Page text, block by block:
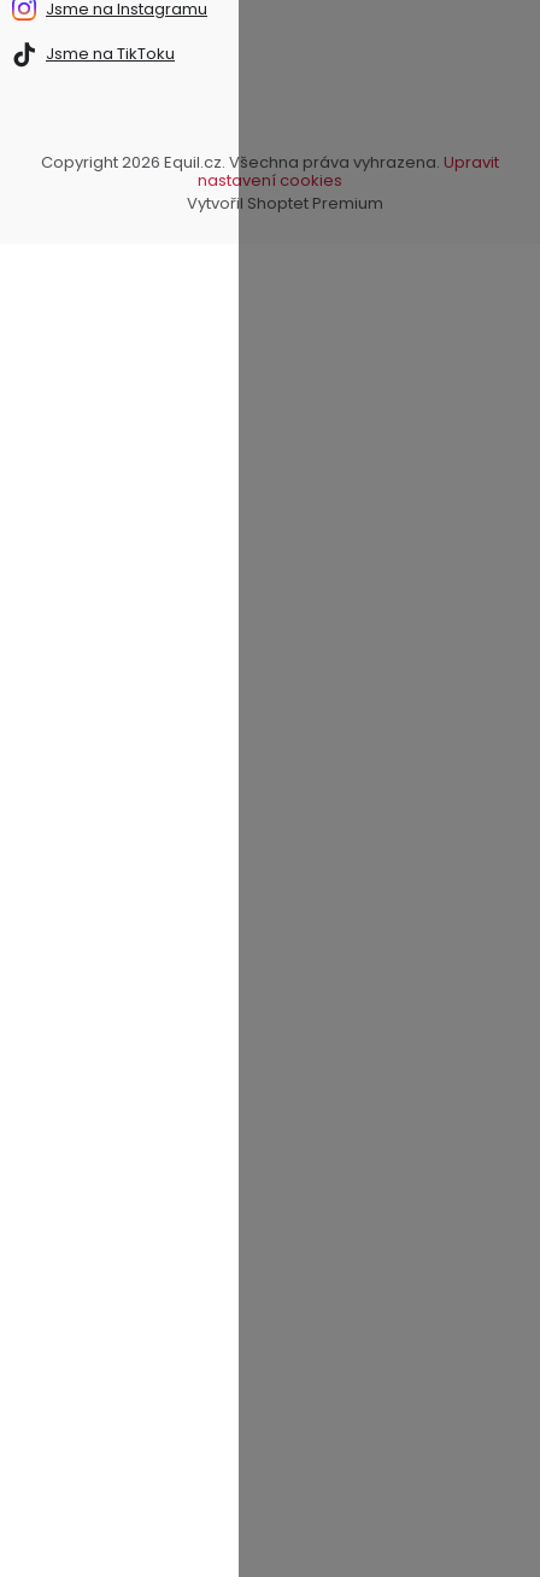
Jsme na Instagramu
Jsme na TikToku
Vytvořil Shoptet Premium
Copyright 2026 Equil.cz. Všechna práva vyhrazena. Upravit
nastavení cookies